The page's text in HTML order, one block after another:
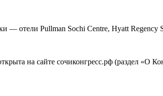
— отели Pullman Sochi Centre, Hyatt
на сайте сочиконгресс.рф (раздел «О